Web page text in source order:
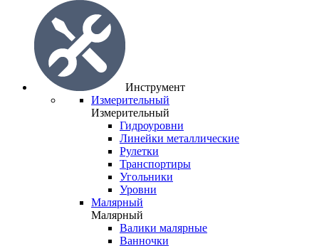
Инструмент
Измерительный
Измерительный
Гидроуровни
Линейки металлические
Рулетки
Транспортиры
Угольники
Уровни
Малярный
Малярный
Валики малярные
Ванночки